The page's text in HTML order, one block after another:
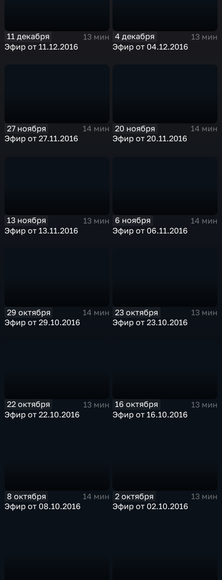
11 декабря
13 мин
Эфир от 11.12.2016
4 декабря
13 мин
Эфир от 04.12.2016
27 ноября
14 мин
Эфир от 27.11.2016
20 ноября
14 мин
Эфир от 20.11.2016
13 ноября
13 мин
Эфир от 13.11.2016
6 ноября
14 мин
Эфир от 06.11.2016
29 октября
14 мин
Эфир от 29.10.2016
23 октября
13 мин
Эфир от 23.10.2016
22 октября
13 мин
Эфир от 22.10.2016
16 октября
13 мин
Эфир от 16.10.2016
8 октября
14 мин
Эфир от 08.10.2016
2 октября
13 мин
Эфир от 02.10.2016